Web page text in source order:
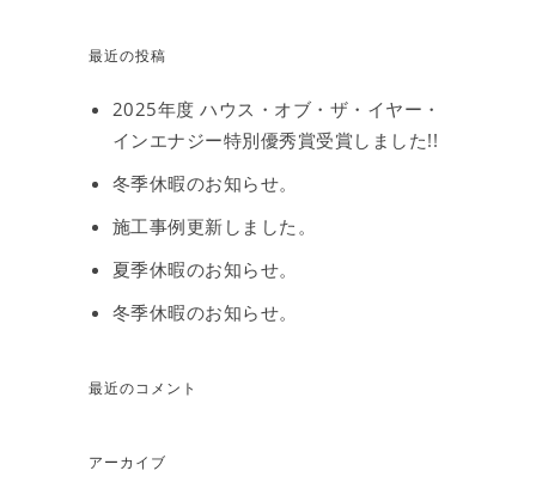
最近の投稿
2025年度 ハウス・オブ・ザ・イヤー・
インエナジー特別優秀賞受賞しました!!
冬季休暇のお知らせ。
施工事例更新しました。
夏季休暇のお知らせ。
冬季休暇のお知らせ。
最近のコメント
アーカイブ